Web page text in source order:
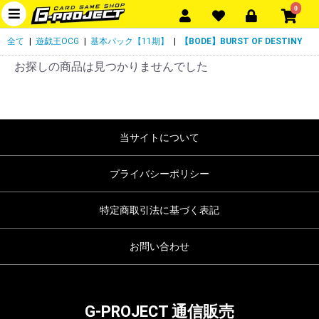
0
全て 遊戯王OCG 基本パック【11期】 【BODE】BURST OF DESTINY
お探しの商品は見つかりませんでした
当サイトについて
プライバシーポリシー
特定商取引法に基づく表記
お問い合わせ
G-PROJECT 通信販売